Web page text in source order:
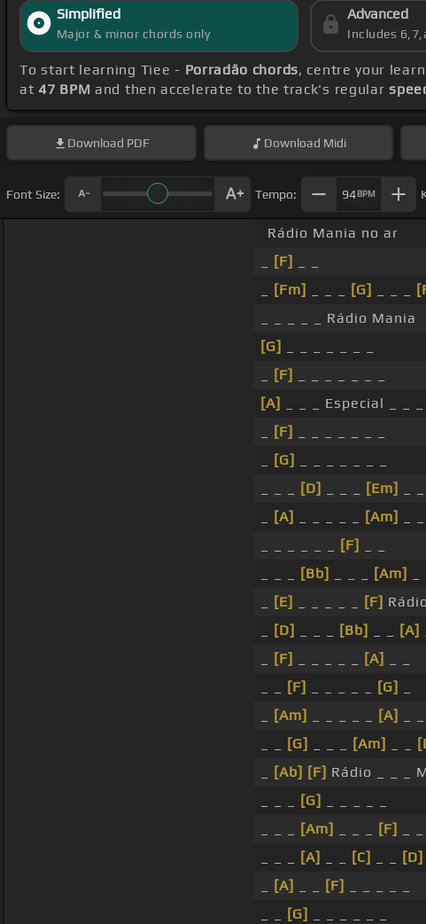
Simplified
Major & minor chords only
Advanced
Includes
To start learning Tiee - Porradão chords, centre your
at47 BPM and then accelerate to the track's regular
Download PDF Download Midi
Font Size: Tempo: 94BPM
Rádio Mania no ar
[F]
[Fm] [G]
_ _ _ _ _ Rádio Mania
[G]
[F]
[A]
_ _ _ Especial _ _ _
[F]
[G]
[D] [Em]
[A] [Am]
[F]
[Bb] [Am]
[E] [F]
[D] [Bb] [A]
[F] [A]
[F] [G]
[Am] [A]
[G] [Am]
[Ab] [F] Rádio _ _ _
[G]
[Am] [F]
[A] [C] [D]
[A] [F]
[G]